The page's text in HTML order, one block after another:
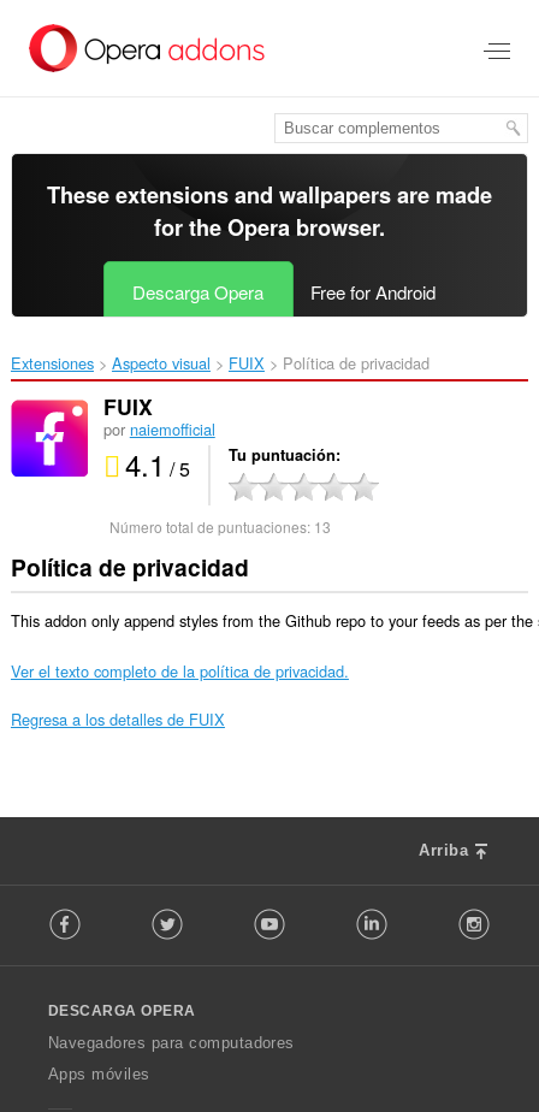
contenido
These extensions and wallpapers are made
for theOpera browser.
Descarga Opera Free for Android
Extensiones Aspecto visual FUIX‎ Política de privacidad
FUIX
por naiemofficial
4.1 / 5 Tu puntuación
Número total de puntuaciones: 13
Política de privacidad
This addon only append styles from the Github repo to your feeds as per
Ver el texto completo de la política de privacidad.
Regresa a los detalles de FUIX
Arriba
o
w
O
p
Facebook Twitter Youtube LinkedIn
DESCARGA OPERA
Navegadores para computadores
Apps móviles